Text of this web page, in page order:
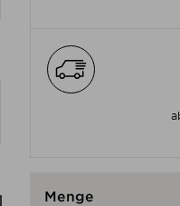
Menge